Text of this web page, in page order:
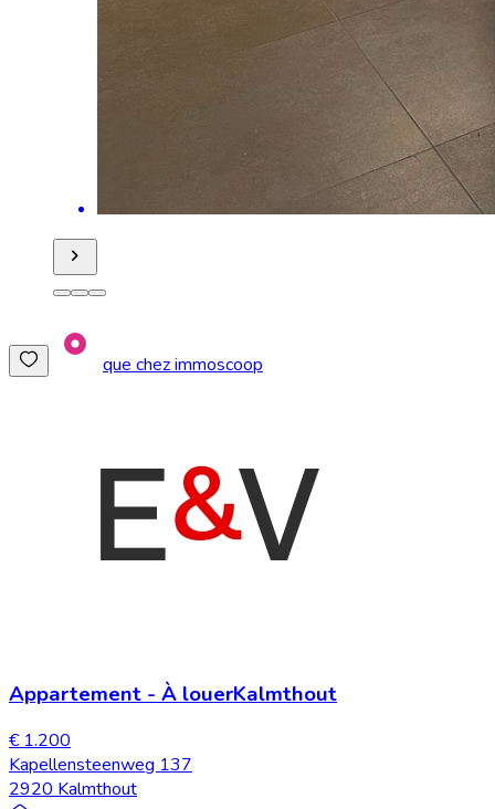
que chez immoscoop
Appartement - À louerKalmthout
€ 1.200
Kapellensteenweg 137
2920 Kalmthout